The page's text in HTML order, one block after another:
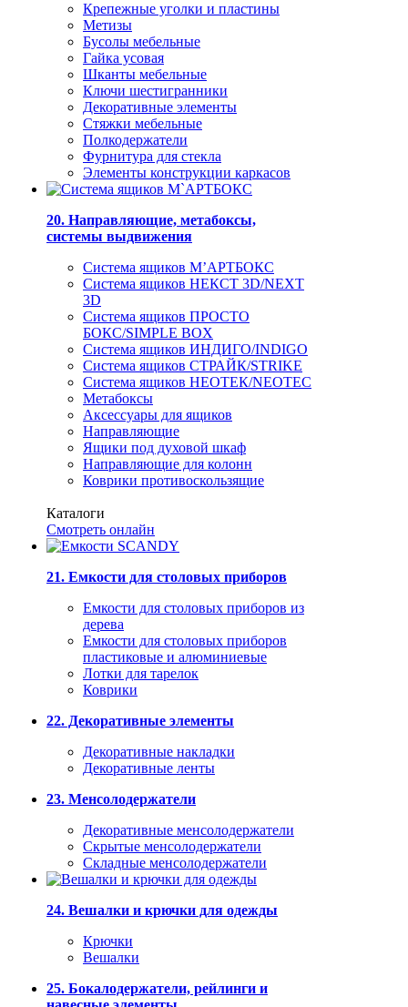
Крепежные уголки и пластины
Метизы
Бусолы мебельные
Гайка усовая
Шканты мебельные
Ключи шестигранники
Декоративные элементы
Стяжки мебельные
Полкодержатели
Фурнитура для стекла
Элементы конструкции каркасов
20. Направляющие, метабоксы,
системы выдвижения
Система ящиков М’АРТБОКС
Система ящиков НЕКСТ 3D/NEXT
3D
Система ящиков ПРОСТО
БОКС/SIMPLE BOX
Система ящиков ИНДИГО/INDIGO
Система ящиков СТРАЙК/STRIKE
Система ящиков НЕОТЕК/NEOTEC
Метабоксы
Аксессуары для ящиков
Направляющие
Ящики под духовой шкаф
Направляющие для колонн
Коврики противоскользящие
Каталоги
Смотреть онлайн
21. Емкости для столовых приборов
Емкости для столовых приборов из
дерева
Емкости для столовых приборов
пластиковые и алюминиевые
Лотки для тарелок
Коврики
22. Декоративные элементы
Декоративные накладки
Декоративные ленты
23. Менсолодержатели
Декоративные менсолодержатели
Скрытые менсолодержатели
Складные менсолодержатели
24. Вешалки и крючки для одежды
Крючки
Вешалки
25. Бокалодержатели, рейлинги и